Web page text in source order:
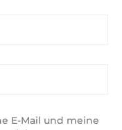
E-Mail und meine